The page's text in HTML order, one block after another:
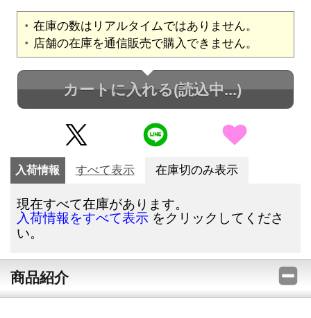
在庫の数はリアルタイムではありません。
店舗の在庫を通信販売で購入できません。
カートに入れる(読込中...)
入荷情報 すべて表示 在庫切のみ表示
現在すべて在庫があります。
入荷情報をすべて表示 をクリックしてくださ
い。
商品紹介